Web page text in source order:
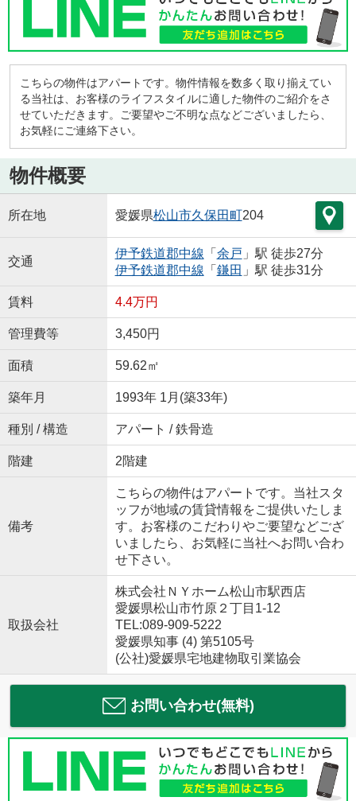
こちらの物件はアパートです。物件情報を数多く取り揃えてい
る当社は、お客様のライフスタイルに適した物件のご紹介をさ
せていただきます。ご要望やご不明な点などございましたら、
お気軽にご連絡下さい。
物件概要
所在地 愛媛県松山市久保田町204
交通
伊予鉄道郡中線 「 余戸 」駅 徒歩27分
伊予鉄道郡中線 「 鎌田 」駅 徒歩31分
賃料 4.4万円
管理費等 3,450円
面積 59.62㎡
築年月 1993年 1月(築33年)
種別 / 構造 アパート / 鉄骨造
階建 2階建
備考
こちらの物件はアパートです。当社スタ
ッフが地域の賃貸情報をご提供いたしま
す。お客様のこだわりやご要望などござ
いましたら、お気軽に当社へお問い合わ
せ下さい。
取扱会社
株式会社ＮＹホーム松山市駅西店
愛媛県松山市竹原２丁目1-12
TEL:089-909-5222
愛媛県知事 (4) 第5105号
(公社)愛媛県宅地建物取引業協会
お問い合わせ(無料)